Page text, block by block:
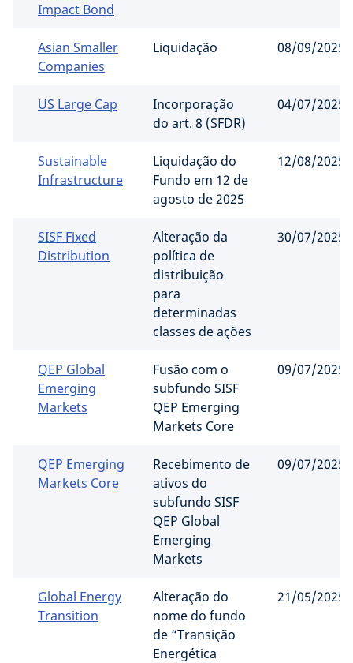
Impact Bond
Asian Smaller
Companies
Liquidação 08/09/2025
US Large Cap
Incorporação
do art. 8 (SFDR)
04/07/2025
Sustainable
Infrastructure
Liquidação do
Fundo em 12 de
agosto de 2025
12/08/2025
SISF Fixed
Distribution
Alteração da
política de
distribuição
para
determinadas
classes de ações
30/07/2025
QEP Global
Emerging
Markets
Fusão com o
subfundo SISF
QEP Emerging
Markets Core
09/07/2025
QEP Emerging
Markets Core
Recebimento de
ativos do
subfundo SISF
QEP Global
Emerging
Markets
09/07/2025
Global Energy
Transition
Alteração do
nome do fundo
de “Transição
Energética
21/05/2025